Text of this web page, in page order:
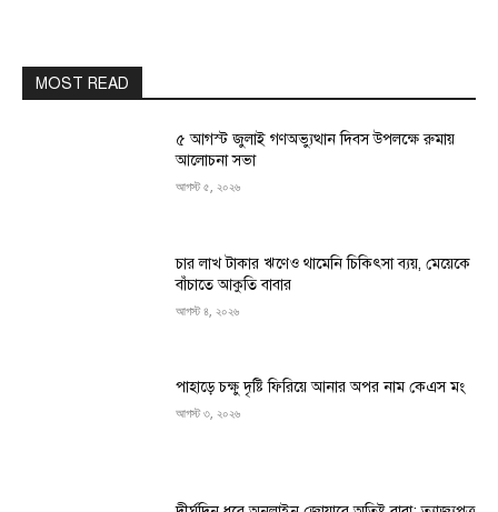
MOST READ
৫ আগস্ট জুলাই গণঅভ্যুত্থান দিবস উপলক্ষে রুমায়
আলোচনা সভা
আগস্ট ৫, ২০২৬
চার লাখ টাকার ঋণেও থামেনি চিকিৎসা ব্যয়, মেয়েকে
বাঁচাতে আকুতি বাবার
আগস্ট ৪, ২০২৬
পাহাড়ে চক্ষু দৃষ্টি ফিরিয়ে আনার অপর নাম কেএস মং
আগস্ট ৩, ২০২৬